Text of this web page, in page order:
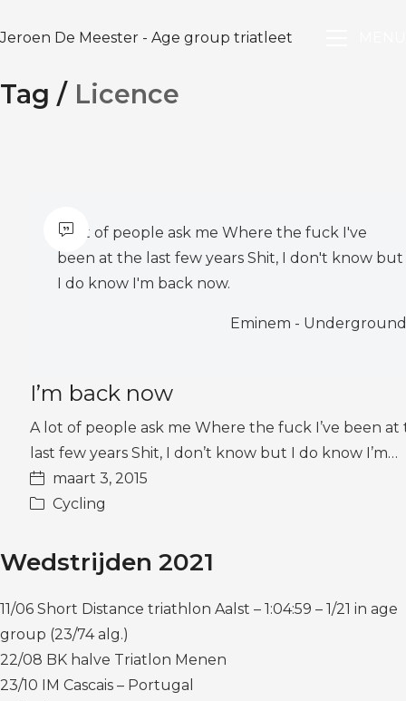
Jeroen De Meester - Age group triatleet
Tag / Licence
A lot of people ask me Where the fuck I've
been at the last few years Shit, I don't know but
I do know I'm back now.
Eminem - Underground
I’m back now
A lot of people ask me Where the fuck I’ve been at
last few years Shit, I don’t know but I do know I’m…
maart 3, 2015
Cycling
Wedstrijden 2021
11/06 Short Distance triathlon Aalst – 1:04:59 – 1/21 in age
group (23/74 alg.)
22/08 BK halve Triatlon Menen
23/10 IM Cascais – Portugal